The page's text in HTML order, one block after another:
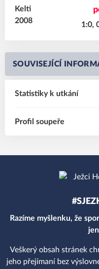
1:0,
SOUVISEJÍCÍ
Statistiky k utkání
Profil soupeře
Razíme myšlenku, že
Veškerý obsah stránek
jeho přejímaní bez